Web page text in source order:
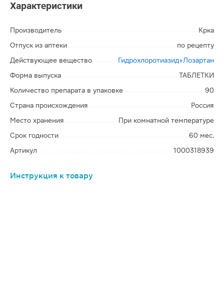
Характеристики
Производитель
Крка
Отпуск из аптеки
по рецепту
Действующее вещество
Гидрохлоротиазид+Лозартан
Форма выпуска
ТАБЛЕТКИ
Количество препарата в упаковке
90
Страна происхождения
Россия
Место хранения
При комнатной температуре
Срок годности
60 мес.
Артикул
1000318939
Инструкция к товару